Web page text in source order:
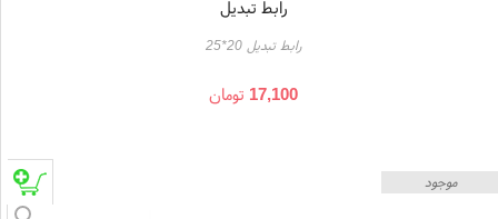
رابط تبدیل
رابط تبدیل 20*25
17,100 تومان
موجود